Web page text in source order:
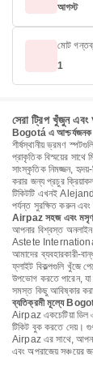
আগস্ট
মোট
1
সেরা ট্রিপ খুঁজুন
Bogotá এ আশ্চর্যজনক
শীর্ষস্থানীয় ভ্রমণ
প্রাকৃতিক বিস্ময়ের
সাংস্কৃতিক নিমজ্জন,
করার জন্য প্রচুর
টিকিটটি এখনই
পর্যন্ত সুরক্ষিত করুন
Airpaz সহজ এবং মসৃণ
আপনার বিশ্বস্ত
Astete International
আমাদের ব্যবহারকারী-
ফ্লাইট বিকল্পগুলি খুঁজে
উপভোগ করতে পারেন, যা
সমস্ত কিছু আবিষ্কার
ব্যতিক্রমী মূল্যে
Airpaz একচেটিয়া ডিল
টিকিট বুক করতে দেয়।
Airpaz এর সাথে,
এবং অপরাজেয়